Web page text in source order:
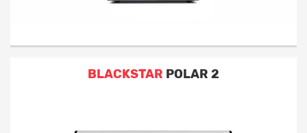
BLACKSTAR POLAR 2